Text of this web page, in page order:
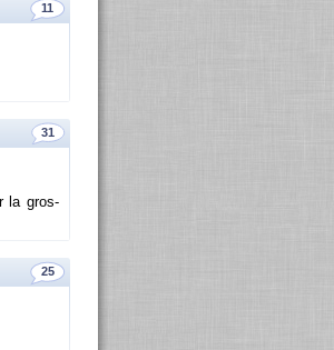
11
31
la gros­
25